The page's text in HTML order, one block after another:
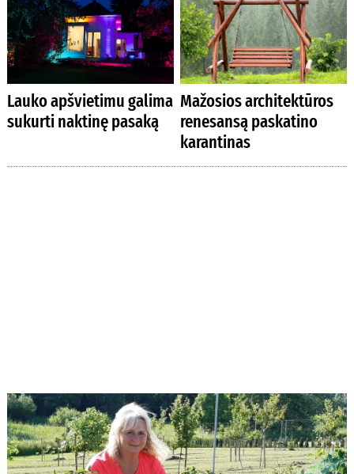
Lauko apšvietimu galima
sukurti naktinę pasaką
Mažosios architektūros
renesansą paskatino
karantinas